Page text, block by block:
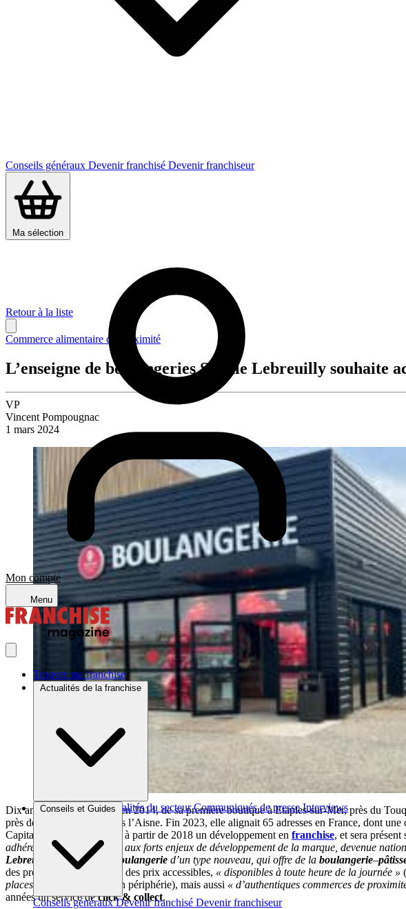
Conseils généraux Devenir franchisé Devenir franchiseur
Ma sélection
Mon compte
Menu
Trouver ma franchise
Actualités de la franchise
Brèves et actus Actualités du secteur Communiqués de presse Interviews
Conseils et Guides
Conseils généraux Devenir franchisé Devenir franchiseur
Retour à la liste
Commerce alimentaire de proximité
L’enseigne de boulangeries Sophie Lebreuilly souhaite
VP
Vincent Pompougnac
1 mars 2024
Dix ans après l’ouverture, en 2014, de sa première boutique à Etaples-sur-Mer, près du
près de Saint-Quentin, dans l’Aisne. Fin 2023, elle alignait 65 adresses en France, dont
Capital, le réseau a amorcé à partir de 2018 un développement en franchise, et sera
adhérents afin de répondre aux forts enjeux de développement de la marque, devenue
Lebreuilly
se veut« une boulangerie d’un type nouveau, qui offre de la boulangerie–
des produits faits maison, à des prix accessibles, « disponibles à toute heure de la journée »
places assises »
(30 à 40 en périphérie), mais aussi « d’authentiques commerces de
années un service declick & collect.